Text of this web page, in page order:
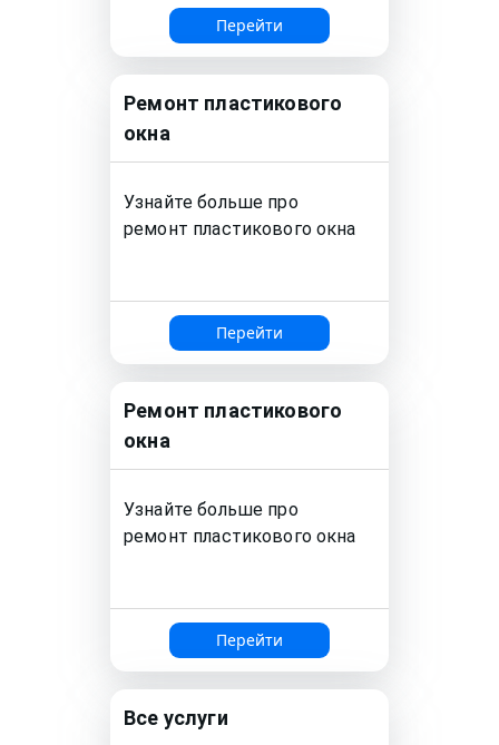
Перейти
Ремонт пластикового
окна
Узнайте больше про
ремонт пластикового окна
Перейти
Ремонт пластикового
окна
Узнайте больше про
ремонт пластикового окна
Перейти
Все услуги